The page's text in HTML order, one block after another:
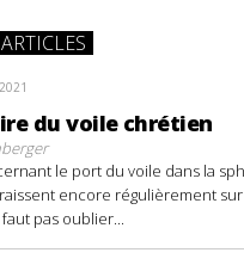
du voile chrétien
le port du voile dans la
encore régulièrement
pas oublier...